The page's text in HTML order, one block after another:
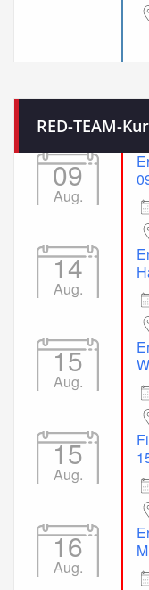
RED-TEAM-
09
Aug.
14
Aug.
15
Aug.
15
Aug.
16
Aug.